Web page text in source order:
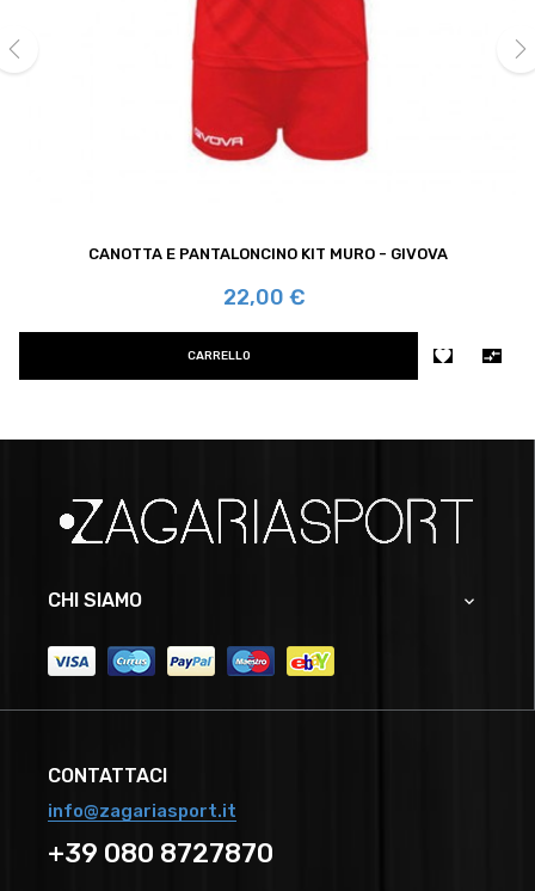
CANOTTA E PANTALONCINO KIT MURO - GIVOVA
Prezzo
22,00 €
CARRELLO  
CHI SIAMO 
CONTATTACI
info@zagariasport.it
+39 080 8727870